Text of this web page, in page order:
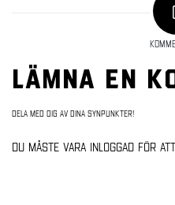
Lämna en
Dela med dig av dina synpunkter!
Du måste vara inloggad för att